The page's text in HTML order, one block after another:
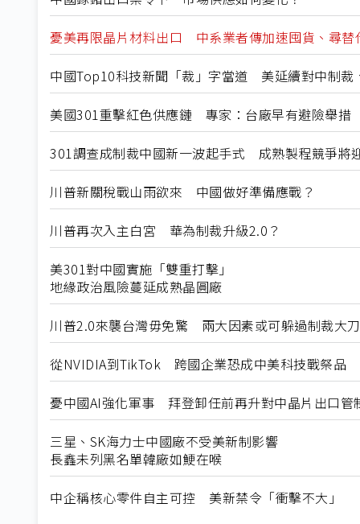
憂美再限晶片材料出口 中系業者傳加速囤貨、尋替
中國Top10科技新聞「裁」字當道 美延續對中制裁
美國301重擊紅色供應鏈 專家：台廠早有避險舉措
301調查成制裁中國新一波起手式 成熟製程競爭將
川普新關稅戰山雨欲來 中國做好準備應戰？
川普再次入主白宮 華為制裁升級2.0？
美301對中國實施「雙重打擊」
地緣政治風險蔓延成熟晶圓廠
川普2.0來襲台灣毋免驚 兩大因素或可躲過制裁大刀
從NVIDIA到TikTok 跨國企業恐成中美科技戰祭品
憂中國AI強化軍事 拜登卸任前再升對中晶片出口管
三星、SK海力士中國廠不受美新制影響
長鑫未列黑名單韓廠如鯁在喉
中企稱核心零件自主可控 美新禁令「衝擊不大」